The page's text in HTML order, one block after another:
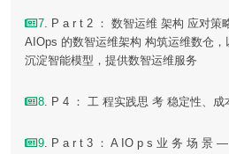
7. P a r t 2 ： 数智运维 架构 应对策
AIOps 的数智运维架构 构筑运维数仓，
沉淀智能模型，提供数智运维服务
8. P 4 ： 工 程实践思 考 稳定性、成
9. P a r t 3 ： A IO p s 业 务 场 景